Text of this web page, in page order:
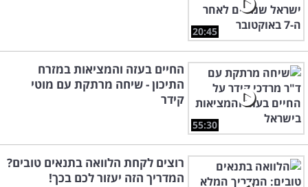
20:45
55:30
החיים בעזה והמציאות במזרח
התיכון - שיחה מרתקת עם מוטי
קידר
רוצים לקחת הלוואה בתנאים טובים?
המדריך הזה יעזור לכם בכך!